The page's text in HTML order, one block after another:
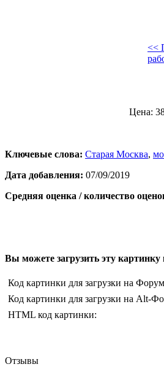
<<
Цена:
Ключевые слова: Старая Москва,
Дата добавления: 07/09/2019
Средняя оценка / количество
Вы можете загрузить эту картинку
Код картинки для загрузки на
Код картинки для загрузки на Alt-
HTML код картинки:
Отзывы